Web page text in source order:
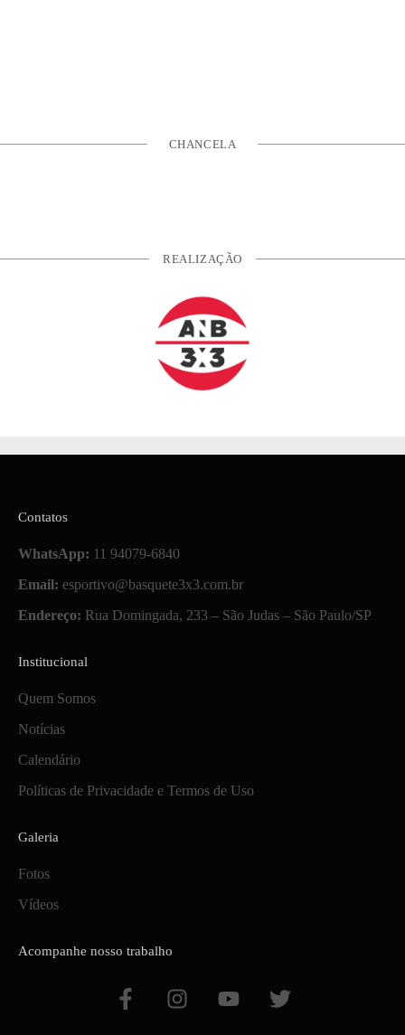
CHANCELA
REALIZAÇÃO
Contatos
WhatsApp: 11 94079-6840
Email: esportivo@basquete3x3.com.br
Endereço: Rua Domingada, 233 – São Judas – São Paulo/SP
Institucional
Quem Somos
Notícias
Calendário
Políticas de Privacidade e Termos de Uso
Galeria
Fotos
Vídeos
Acompanhe nosso trabalho
F
a
I
n
Y
o
T
w